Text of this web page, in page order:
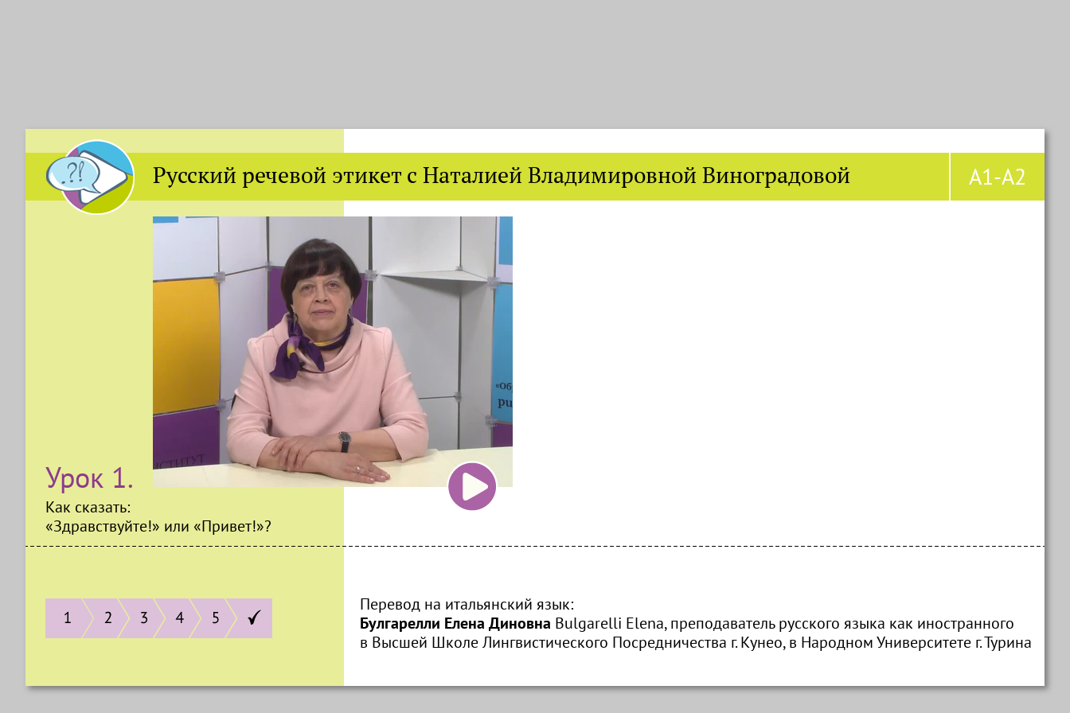
Перевод на итальянский язык:
Булгарелли Елена Диновна Bulgarelli Elena, преподаватель русского языка как иностранного
в Высшей Школе Лингвистического Посредничества г. Кунео, в Народном Университете г. Турина
Русский речевой этикет с Наталией Владимировной Виноградовой A1-A2
Урок 1.
Как сказать:
«Здравствуйте!» или «Привет!»?